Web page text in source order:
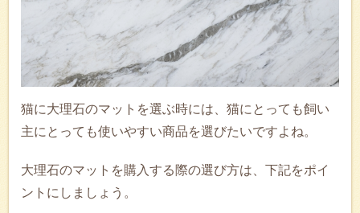
‎猫に大理石のマットを選ぶ時には、猫にとっても飼い
主にとっても使いやすい商品を選びたいですよね。
大理石のマットを購入する際の選び方は、下記をポイ
ントにしましょう。